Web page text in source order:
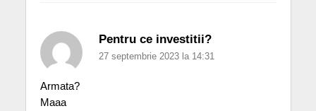
Pentru ce investitii?
27 septembrie 2023 la 14:31
Armata?
Maaa